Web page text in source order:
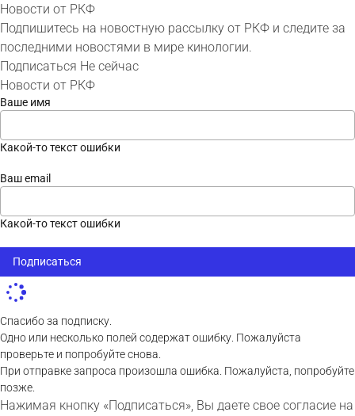
Новости от РКФ
Подпишитесь на новостную рассылку от РКФ и следите за
последними новостями в мире кинологии.
Подписаться Не сейчас
Новости от РКФ
Ваше имя
Какой-то текст ошибки
Ваш email
Какой-то текст ошибки
Подписаться
Спасибо за подписку.
Одно или несколько полей содержат ошибку. Пожалуйста
проверьте и попробуйте снова.
При отправке запроса произошла ошибка. Пожалуйста, попробуйте
позже.
Нажимая кнопку «Подписаться», Вы даете свое согласие на